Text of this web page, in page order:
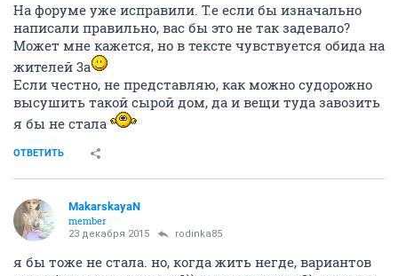
На форуме уже исправили. Т.е если бы изначально
написали правильно, вас бы это не так задевало?
Может мне кажется, но в тексте чувствуется обида на
жителей 3а
Если честно, не представляю, как можно судорожно
высушить такой сырой дом, да и вещи туда завозить
я бы не стала
ОТВЕТИТЬ
MakarskayaN
member
23 декабря 2015 rodinka85
я бы тоже не стала. но, когда жить негде, вариантов